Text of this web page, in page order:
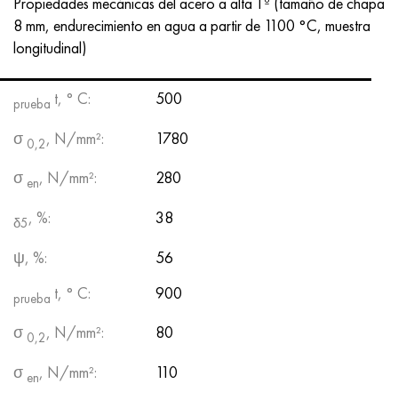
8 mm, endurecimiento en agua a partir de 1100 °C, muestra
longitudinal)
prueba t, ° С:
500
σ 0,2, N/mm²:
1780
σ en, N/mm²: 280
δ5, %:
38
ψ, %:
56
prueba t, ° С:
900
σ 0,2, N/mm²:
80
σ en, N/mm²: 110